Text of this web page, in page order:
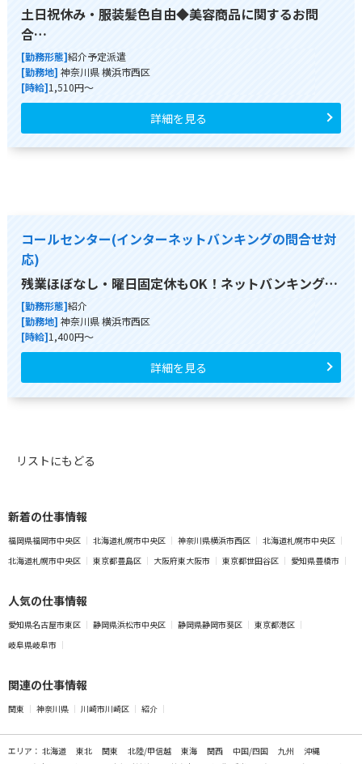
土日祝休み・服装髪色自由◆美容商品に関するお問
合…
[勤務形態]紹介予定派遣
[勤務地] 神奈川県 横浜市西区
[時給]1,510円～
詳細を見る
コールセンター(インターネットバンキングの問合せ対
応)
残業ほぼなし・曜日固定休もOK！ネットバンキング…
[勤務形態]紹介
[勤務地] 神奈川県 横浜市西区
[時給]1,400円～
詳細を見る
リストにもどる
新着の仕事情報
福岡県福岡市中央区 北海道札幌市中央区 神奈川県横浜市西区
北海道札幌市中央区
北海道札幌市中央区
東京都豊島区 大阪府東大阪市 東京都世田谷区 愛知県豊橋市
人気の仕事情報
愛知県名古屋市東区 静岡県浜松市中央区 静岡県静岡市葵区
東京都港区
岐阜県岐阜市
関連の仕事情報
関東 神奈川県 川崎市川崎区 紹介
エリア： 北海道 東北 関東 北陸/甲信越 東海 関西 中国/四国 九州
沖縄